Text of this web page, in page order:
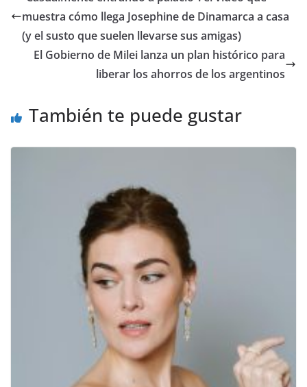
muestra cómo llega Josephine de Dinamarca a casa
(y el susto que suelen llevarse sus amigas)
El Gobierno de Milei lanza un plan histórico para
liberar los ahorros de los argentinos
También te puede gustar